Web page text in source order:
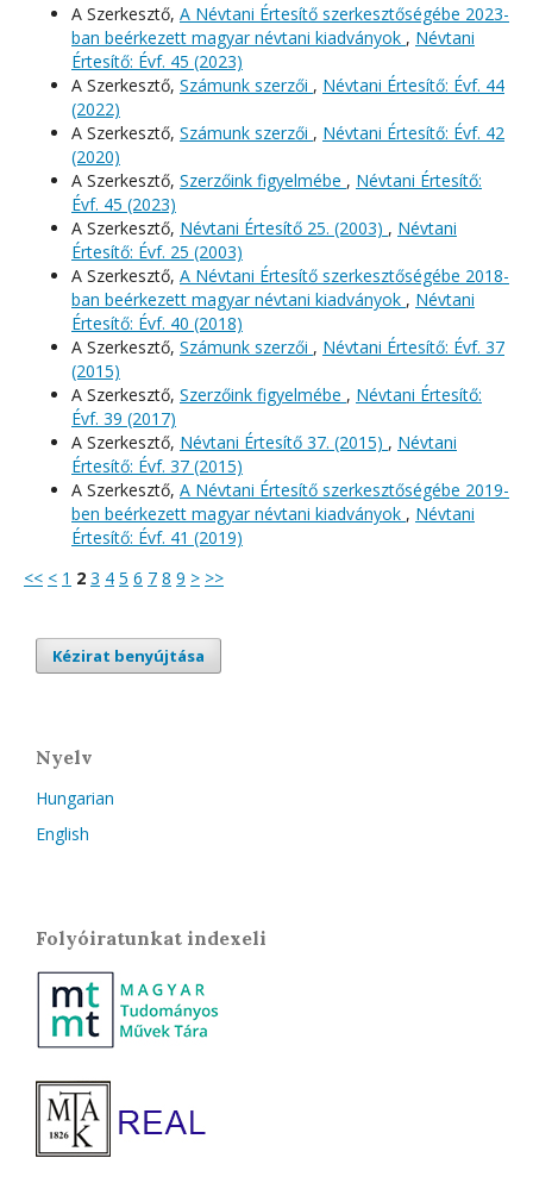
A Szerkesztő, A Névtani Értesítő szerkesztőségébe 2023-
ban beérkezett magyar névtani kiadványok , Névtani
Értesítő: Évf. 45 (2023)
A Szerkesztő, Számunk szerzői , Névtani Értesítő: Évf. 44
(2022)
A Szerkesztő, Számunk szerzői , Névtani Értesítő: Évf. 42
(2020)
A Szerkesztő, Szerzőink figyelmébe , Névtani Értesítő:
Évf. 45 (2023)
A Szerkesztő, Névtani Értesítő 25. (2003) , Névtani
Értesítő: Évf. 25 (2003)
A Szerkesztő, A Névtani Értesítő szerkesztőségébe 2018-
ban beérkezett magyar névtani kiadványok , Névtani
Értesítő: Évf. 40 (2018)
A Szerkesztő, Számunk szerzői , Névtani Értesítő: Évf. 37
(2015)
A Szerkesztő, Szerzőink figyelmébe , Névtani Értesítő:
Évf. 39 (2017)
A Szerkesztő, Névtani Értesítő 37. (2015) , Névtani
Értesítő: Évf. 37 (2015)
A Szerkesztő, A Névtani Értesítő szerkesztőségébe 2019-
ben beérkezett magyar névtani kiadványok , Névtani
Értesítő: Évf. 41 (2019)
<< < 1 2 3 4 5 6 7 8 9 > >>
Kézirat benyújtása
Nyelv
Hungarian
English
Folyóiratunkat indexeli